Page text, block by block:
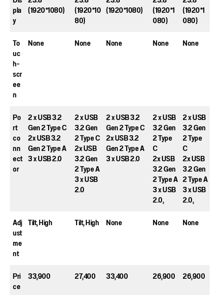
pla
y
(1920*1080) (1920*10
80)
(1920*1080) (1920*1
080)
(1920*1
080)
To
uc
h-
scr
ee
n
None None None None None
Po
rt
co
nn
ect
or
2 x USB 3.2
Gen 2 Type C
2x USB 3.2
Gen 2 Type A
3 x USB 2.0
2 x USB
3.2 Gen
2 Type C
2x USB
3.2 Gen
2 Type A
3 x USB
2.0
2 x USB 3.2
Gen 2 Type C
2x USB 3.2
Gen 2 Type A
3 x USB 2.0
2 x USB
3.2 Gen
2 Type
C
2x USB
3.2 Gen
2 Type A
3 x USB
2.0,
2 x USB
3.2 Gen
2 Type
C
2x USB
3.2 Gen
2 Type A
3 x USB
2.0,
Adj
ust
me
nt
Tilt, High Tilt, High None None None
Pri
ce
33,900 27,400 33,400 26,900 26,900